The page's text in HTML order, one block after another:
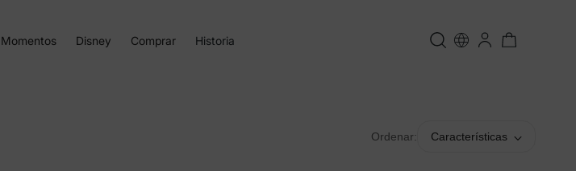
Momentos Disney Comprar Historia
Ordenar: Características